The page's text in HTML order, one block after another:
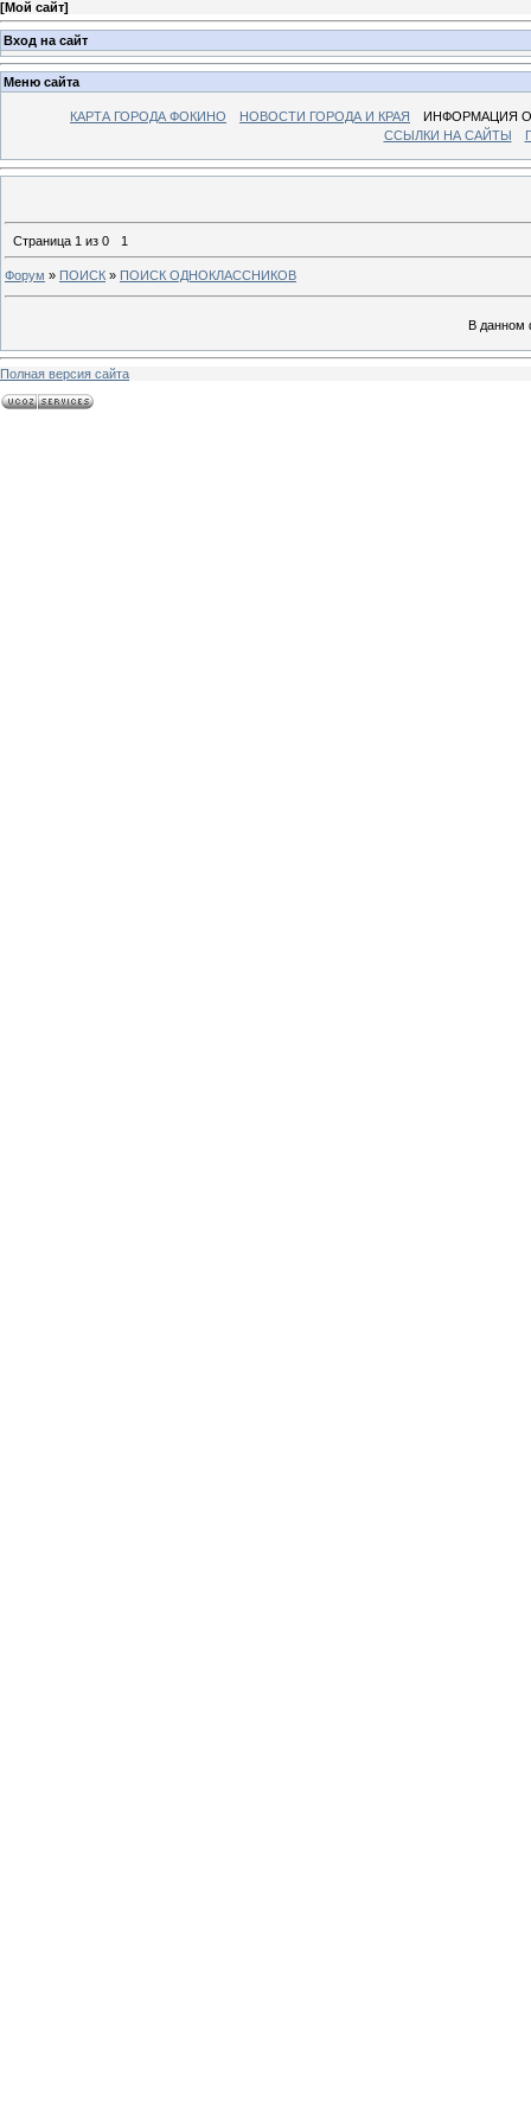
[Мой сайт]
Вход на сайт
Меню сайта
КАРТА ГОРОДА ФОКИНО НОВОСТИ ГОРОДА И КРАЯ
ИНФОРМАЦИЯ
ССЫЛКИ НА САЙТЫ
Страница 1 из 0 1
Форум » ПОИСК » ПОИСК ОДНОКЛАССНИКОВ
В данном
Полная версия сайта